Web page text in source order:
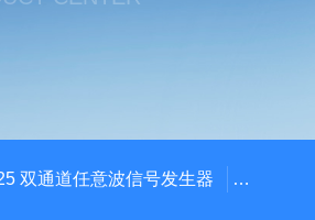
双通道任意波信号发生器 APS-